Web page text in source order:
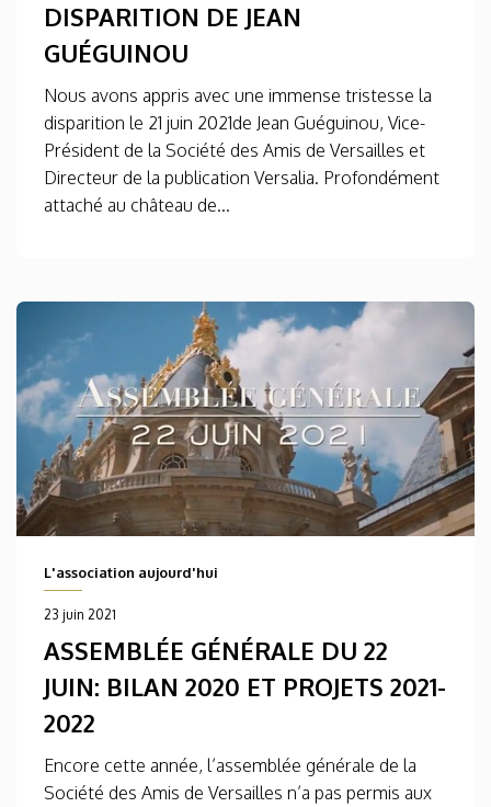
DISPARITION DE JEAN
GUÉGUINOU
Nous avons appris avec une immense tristesse la
disparition le 21 juin 2021de Jean Guéguinou, Vice-
Président de la Société des Amis de Versailles et
Directeur de la publication Versalia. Profondément
attaché au château de...
L'association aujourd'hui
23 juin 2021
ASSEMBLÉE GÉNÉRALE DU 22
JUIN: BILAN 2020 ET PROJETS 2021-
2022
Encore cette année, l’assemblée générale de la
Société des Amis de Versailles n’a pas permis aux